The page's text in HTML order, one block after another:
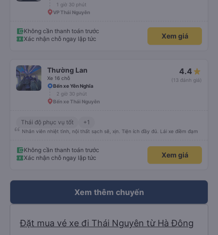
1 giờ 30 phút
VP Thái Nguyên
Không cần thanh toán trước
Xác nhận chỗ ngay lập tức
Xem giá
Thường Lan
Xe 16 chỗ
4.4
(13 đánh giá)
Bến xe Yên Nghĩa
2 giờ 30 phút
Bến xe Thái Nguyên
Thái độ phục vụ tốt +1
Nhân viên nhiệt tình, nội thất sạch sẽ, xịn. Tiện ích đầy đủ. Lái xe điềm đạm
Không cần thanh toán trước
Xác nhận chỗ ngay lập tức
Xem giá
Xem thêm chuyến
Đặt mua vé xe đi Thái Nguyên từ Hà Đông